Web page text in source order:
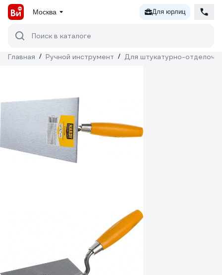
Москва Для юрлиц
Поиск в каталоге
Главная / Ручной инструмент / Для штукатурно-